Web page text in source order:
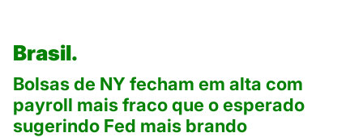
Brasil.
Bolsas de NY fecham em alta com
payroll mais fraco que o esperado
sugerindo Fed mais brando